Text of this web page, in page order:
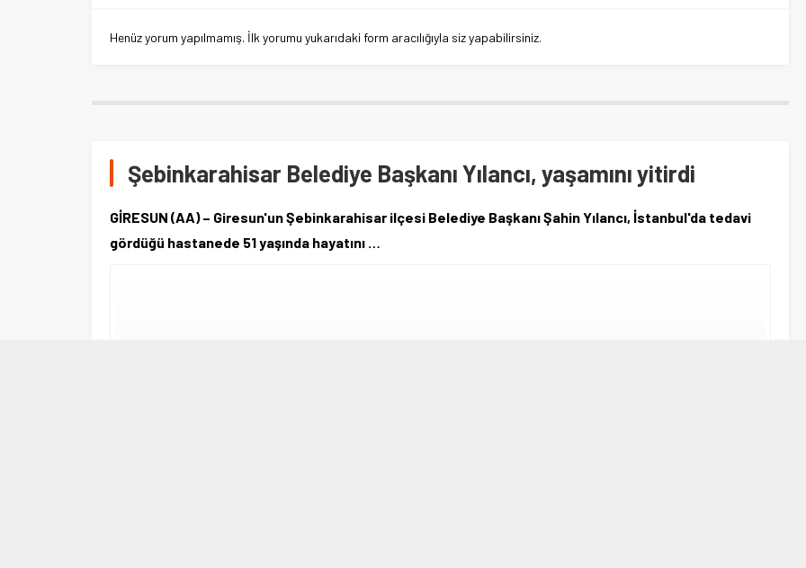
Henüz yorum yapılmamış. İlk yorumu yukarıdaki form aracılığıyla siz yapabilirsiniz.
Şebinkarahisar Belediye Başkanı Yılancı, yaşamını yitirdi
GİRESUN (AA) – Giresun'un Şebinkarahisar ilçesi Belediye Başkanı Şahin Yılancı, İstanbul'da tedavi
gördüğü hastanede 51 yaşında hayatını …